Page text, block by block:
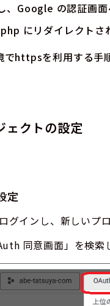
、Google の認証画
にリダイレクト
でhttpsを利用する手
クトの設定
定
グインし、新しいプ
同意画面」を検索